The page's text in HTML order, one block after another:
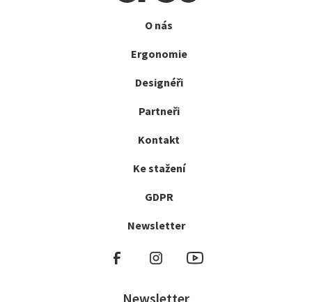
O nás
Ergonomie
Designéři
Partneři
Kontakt
Ke stažení
GDPR
Newsletter
Newsletter